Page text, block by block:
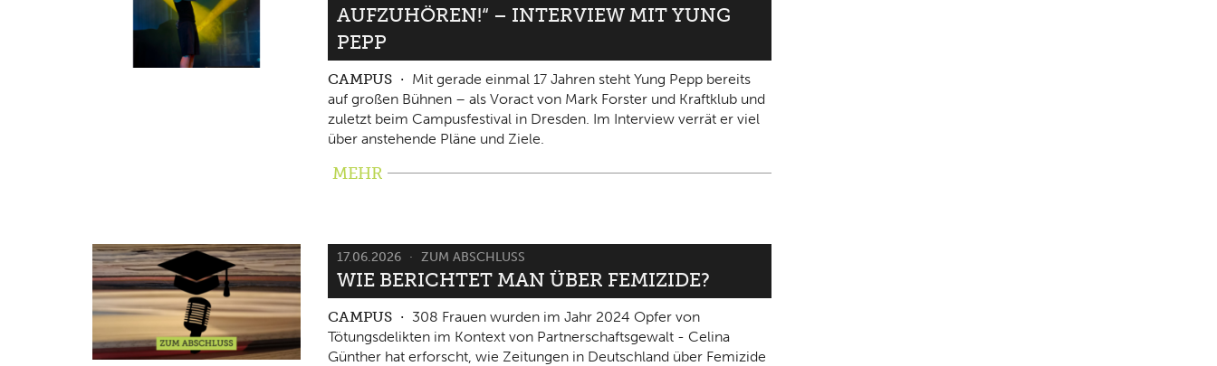
AUFZUHÖREN!“ – INTERVIEW MIT YUNG
PEPP
CAMPUS
Mit gerade einmal 17 Jahren steht Yung Pepp bereits
auf großen Bühnen – als Voract von Mark Forster und Kraftklub und
zuletzt beim Campusfestival in Dresden. Im Interview verrät er viel
über anstehende Pläne und Ziele.
MEHR
17.06.2026 ZUM ABSCHLUSS
WIE BERICHTET MAN ÜBER FEMIZIDE?
CAMPUS
308 Frauen wurden im Jahr 2024 Opfer von
Tötungsdelikten im Kontext von Partnerschaftsgewalt - Celina
Günther hat erforscht, wie Zeitungen in Deutschland über Femizide